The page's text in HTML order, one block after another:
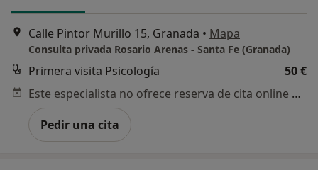
Calle Pintor Murillo 15, Granada • Mapa
Consulta privada Rosario Arenas - Santa Fe (Granada)
Primera visita Psicología
50 €
Este especialista no ofrece reserva de cita online en esta dirección.
Pedir una cita